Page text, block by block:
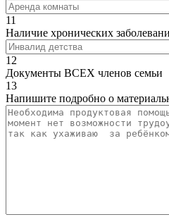
11
Наличие хронических
12
Документы ВСЕХ членов семьи
13
Напишите подробно о